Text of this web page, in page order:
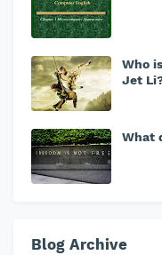
Who
Jet
What
Blog Archive